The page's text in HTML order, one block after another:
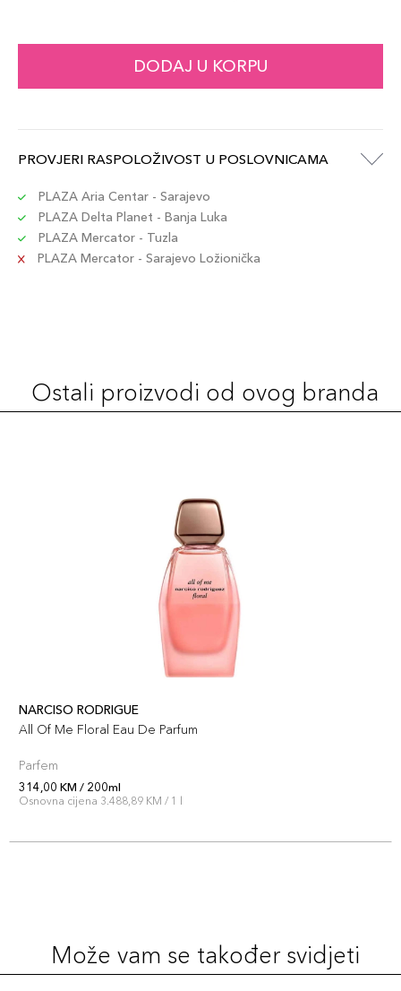
DODAJ U KORPU
PROVJERI RASPOLOŽIVOST U POSLOVNICAMA
PLAZA Aria Centar - Sarajevo
PLAZA Delta Planet - Banja Luka
PLAZA Mercator - Tuzla
PLAZA Mercator - Sarajevo Ložionička
Ostali proizvodi od ovog branda
NARCISO RODRIGUE
All Of Me Floral Eau De Parfum
Parfem
314,00 KM / 200ml
Osnovna cijena 3.488,89 KM / 1 l
Može vam se također svidjeti